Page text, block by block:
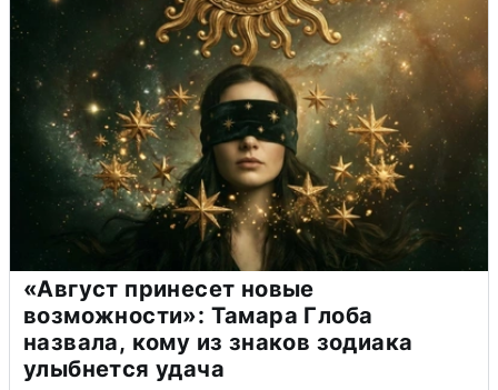
«Август принесет новые
возможности»: Тамара Глоба
назвала, кому из знаков зодиака
улыбнется удача